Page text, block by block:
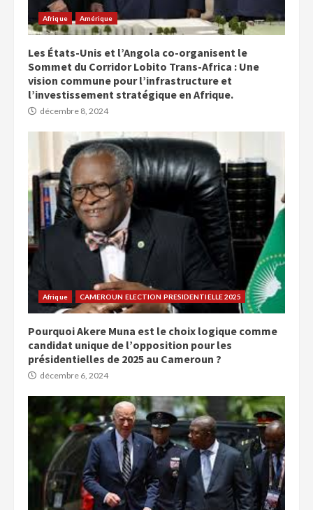
Afrique Amérique
Les États-Unis et l’Angola co-organisent le
Sommet du Corridor Lobito Trans-Africa : Une
vision commune pour l’infrastructure et
l’investissement stratégique en Afrique.
décembre 8, 2024
Afrique CAMEROUN ELECTION PRESIDENTIELLE 2025
Pourquoi Akere Muna est le choix logique comme
candidat unique de l’opposition pour les
présidentielles de 2025 au Cameroun ?
décembre 6, 2024